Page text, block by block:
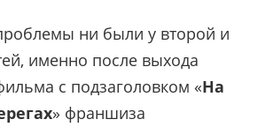
ни были у второй и
именно после выхода
с подзаголовком «На
» франшиза